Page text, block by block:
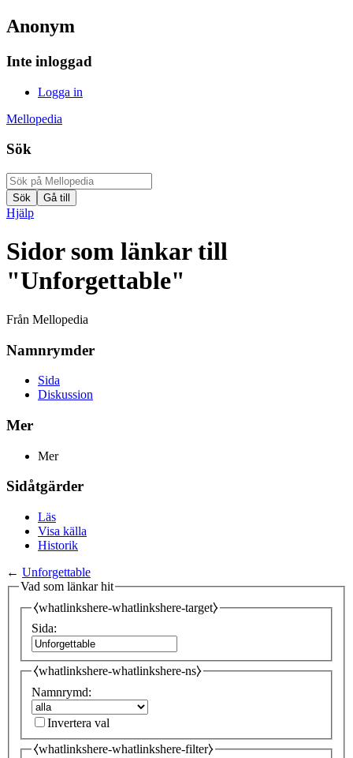
Anonym
Inte inloggad
Logga in
Mellopedia
Sök
Hjälp
Sidor som länkar till
"Unforgettable"
Från Mellopedia
Namnrymder
Sida
Diskussion
Mer
Mer
Sidåtgärder
Läs
Visa källa
Historik
← Unforgettable
Vad som länkar hit
⧼whatlinkshere-whatlinkshere-target⧽
Sida:
⧼whatlinkshere-whatlinkshere-ns⧽
Namnrymd:
Invertera val
⧼whatlinkshere-whatlinkshere-filter⧽